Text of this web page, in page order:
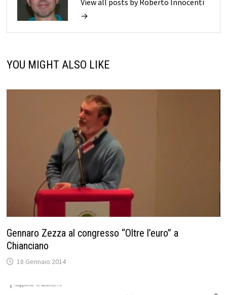
→
YOU MIGHT ALSO LIKE
Gennaro Zezza al congresso “Oltre l’euro” a
Chianciano
18 Gennaio 2014